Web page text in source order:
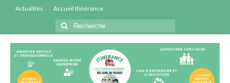
Actualités Accueil Itinérance